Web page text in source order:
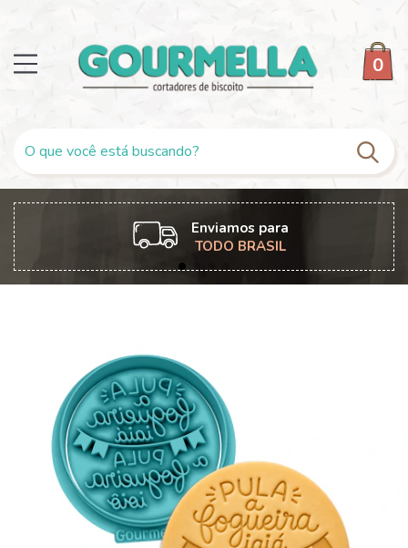
0
Enviamos para
TODO BRASIL